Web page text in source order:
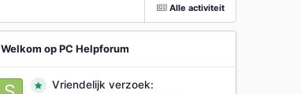
Alle activiteit
Welkom op PC Helpforum
Vriendelijk verzoek: